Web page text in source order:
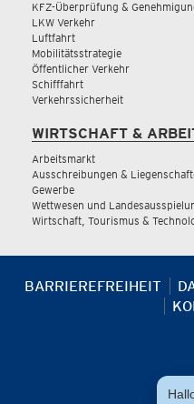
KFZ-Überprüfung &
LKW Verkehr
Luftfahrt
Mobilitätsstrategie
Öffentlicher Verkehr
Schifffahrt
Verkehrssicherheit
WIRTSCHAFT &
Arbeitsmarkt
Ausschreibungen &
Gewerbe
Wettwesen und
Wirtschaft, Tourismus &
BARRIEREFREIHEIT